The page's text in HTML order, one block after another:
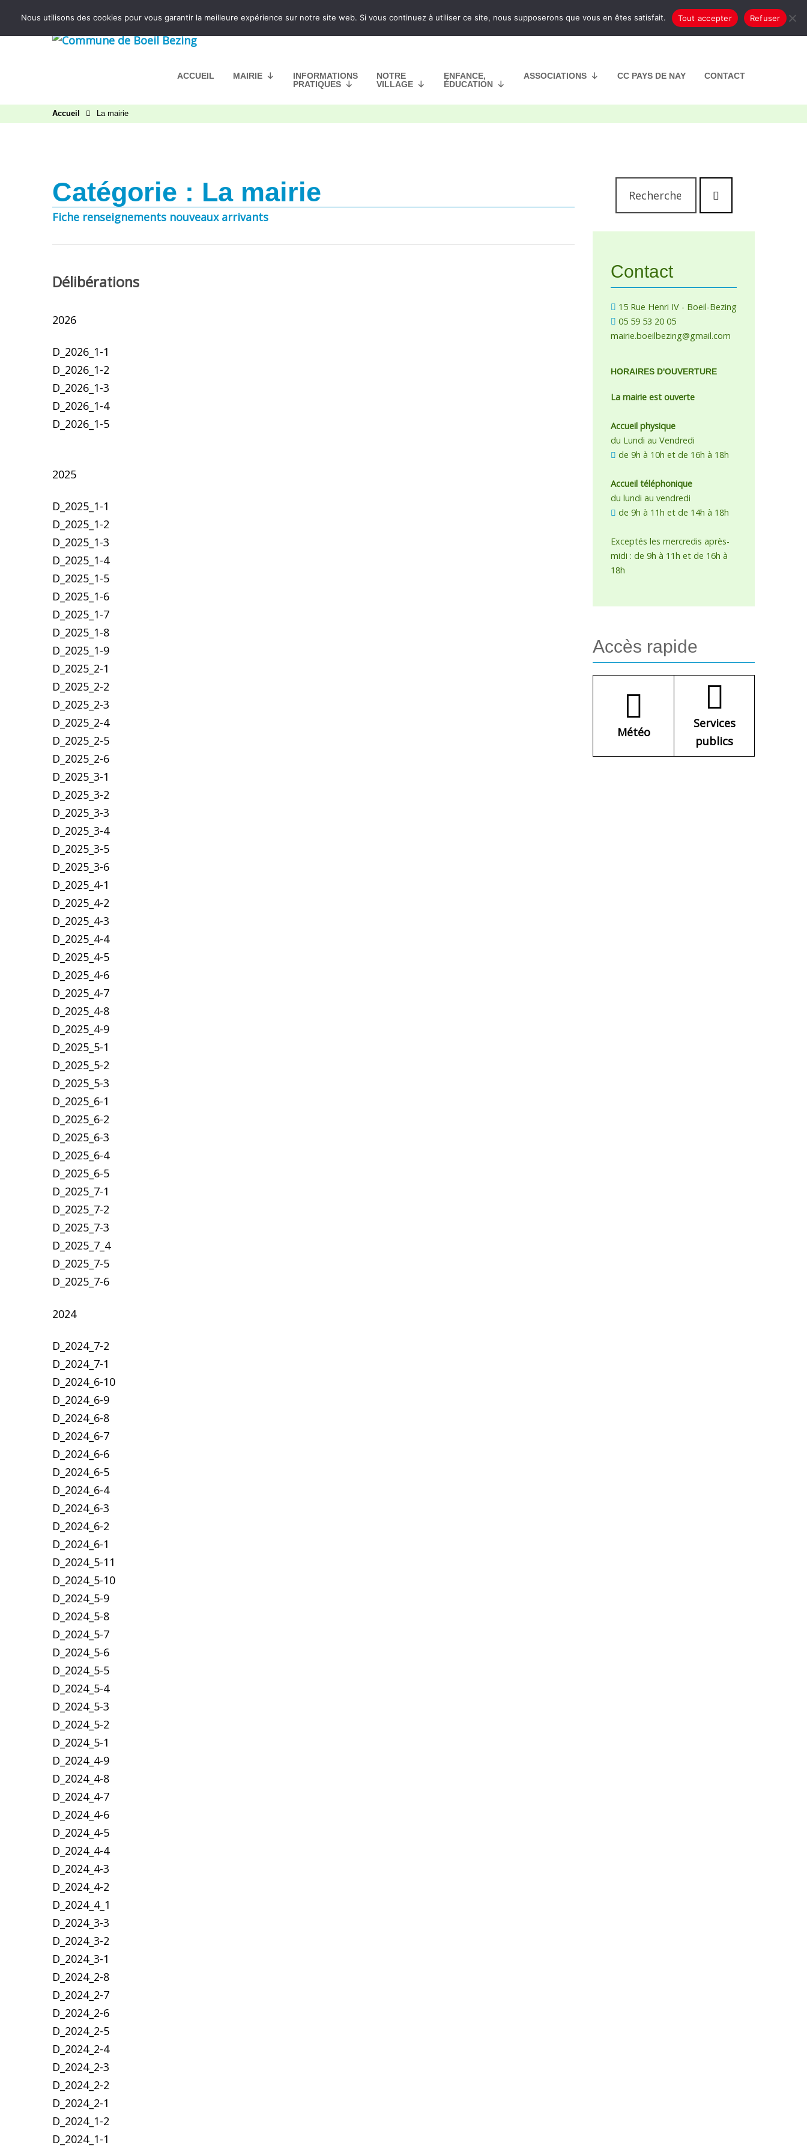
Aller au contenu
ACCUEIL MAIRIE
INFORMATIONS
PRATIQUES
NOTRE
VILLAGE
ENFANCE,
ÉDUCATION
ASSOCIATIONS CC PAYS DE NAY CONTACT
Accueil La mairie
Catégorie : La mairie
Fiche renseignements nouveaux arrivants
Délibérations
2026
D_2026_1-1
D_2026_1-2
D_2026_1-3
D_2026_1-4
D_2026_1-5
2025
D_2025_1-1
D_2025_1-2
D_2025_1-3
D_2025_1-4
D_2025_1-5
D_2025_1-6
D_2025_1-7
D_2025_1-8
D_2025_1-9
D_2025_2-1
D_2025_2-2
D_2025_2-3
D_2025_2-4
D_2025_2-5
D_2025_2-6
D_2025_3-1
D_2025_3-2
D_2025_3-3
D_2025_3-4
D_2025_3-5
D_2025_3-6
D_2025_4-1
D_2025_4-2
D_2025_4-3
D_2025_4-4
D_2025_4-5
D_2025_4-6
D_2025_4-7
D_2025_4-8
D_2025_4-9
D_2025_5-1
D_2025_5-2
D_2025_5-3
D_2025_6-1
D_2025_6-2
D_2025_6-3
D_2025_6-4
D_2025_6-5
D_2025_7-1
D_2025_7-2
D_2025_7-3
D_2025_7_4
D_2025_7-5
D_2025_7-6
2024
D_2024_7-2
D_2024_7-1
D_2024_6-10
D_2024_6-9
D_2024_6-8
D_2024_6-7
D_2024_6-6
D_2024_6-5
D_2024_6-4
D_2024_6-3
D_2024_6-2
D_2024_6-1
D_2024_5-11
D_2024_5-10
D_2024_5-9
D_2024_5-8
D_2024_5-7
D_2024_5-6
D_2024_5-5
D_2024_5-4
D_2024_5-3
D_2024_5-2
D_2024_5-1
D_2024_4-9
D_2024_4-8
D_2024_4-7
D_2024_4-6
D_2024_4-5
D_2024_4-4
D_2024_4-3
D_2024_4-2
D_2024_4_1
D_2024_3-3
D_2024_3-2
D_2024_3-1
D_2024_2-8
D_2024_2-7
D_2024_2-6
D_2024_2-5
D_2024_2-4
D_2024_2-3
D_2024_2-2
D_2024_2-1
D_2024_1-2
D_2024_1-1
Lancer
Contact
15 Rue Henri IV - Boeil-Bezing
05 59 53 20 05
mairie.boeilbezing@gmail.com
HORAIRES D'OUVERTURE
La mairie est ouverte
Accueil physique
du Lundi au Vendredi
de 9h à 10h et de 16h à 18h
Accueil téléphonique
du lundi au vendredi
de 9h à 11h et de 14h à 18h
Exceptés les mercredis après-
midi : de 9h à 11h et de 16h à
18h
Accès rapide
Météo
Services
publics
Nous utilisons des cookies pour vous garantir la meilleure expérience sur notre site web. Si vous continuez à utiliser ce site, nous supposerons que vous en êtes satisfait. Tout accepter Refuser